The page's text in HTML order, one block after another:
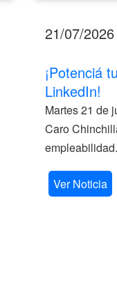
21/07/2026
¡Potenciá
LinkedIn!
Martes 21 de
Caro
empleabilidad.
Ver Noticia